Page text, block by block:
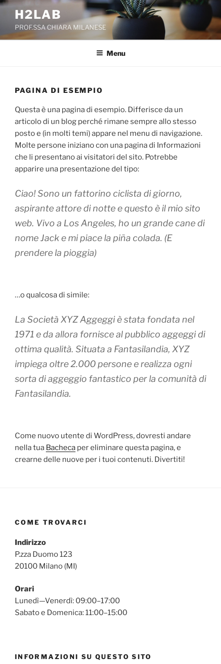
Salta
contenuto
H2LAB
PROF.SSA CHIARA MILANESE
Menu
PAGINA DI ESEMPIO
Questa è una pagina di esempio. Differisce da un
articolo di un blog perché rimane sempre allo stesso
posto e (in molti temi) appare nel menu di navigazione.
Molte persone iniziano con una pagina di Informazioni
che li presentano ai visitatori del sito. Potrebbe
apparire una presentazione del tipo:
Ciao! Sono un fattorino ciclista di giorno,
aspirante attore di notte e questo è il mio sito
web. Vivo a Los Angeles, ho un grande cane di
nome Jack e mi piace la piña colada. (E
prendere la pioggia)
…o qualcosa di simile:
La Società XYZ Aggeggi è stata fondata nel
1971 e da allora fornisce al pubblico aggeggi di
ottima qualità. Situata a Fantasilandia, XYZ
impiega oltre 2.000 persone e realizza ogni
sorta di aggeggio fantastico per la comunità di
Fantasilandia.
Come nuovo utente di WordPress, dovresti andare
nella tua Bacheca per eliminare questa pagina, e
crearne delle nuove per i tuoi contenuti. Divertiti!
COME TROVARCI
Indirizzo
P.zza Duomo 123
20100 Milano (MI)
Orari
Lunedì—Venerdì: 09:00–17:00
Sabato e Domenica: 11:00–15:00
INFORMAZIONI SU QUESTO SITO